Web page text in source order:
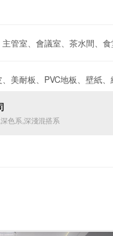
管室、會議室、茶水間、
美耐板、PVC地板、壁紙
深色系 深淺混搭系